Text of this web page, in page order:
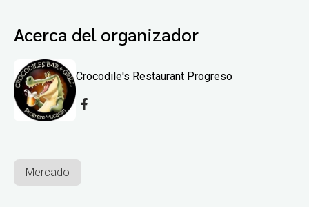
Acerca del organizador
Crocodile's Restaurant Progreso
Mercado